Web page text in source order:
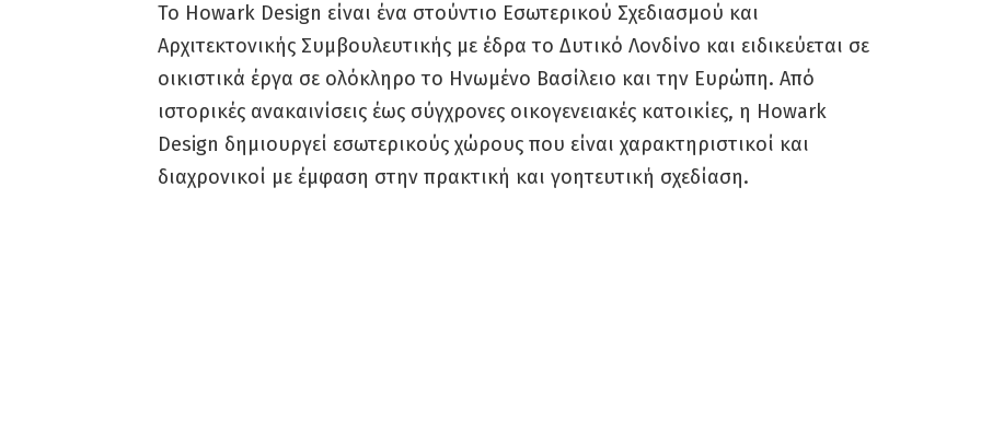
Το Howark Design είναι ένα στούντιο Εσωτερικού Σχεδιασμού και
Αρχιτεκτονικής Συμβουλευτικής με έδρα το Δυτικό Λονδίνο και ειδικεύεται σε
οικιστικά έργα σε ολόκληρο το Ηνωμένο Βασίλειο και την Ευρώπη. Από
ιστορικές ανακαινίσεις έως σύγχρονες οικογενειακές κατοικίες, η Howark
Design δημιουργεί εσωτερικούς χώρους που είναι χαρακτηριστικοί και
διαχρονικοί με έμφαση στην πρακτική και γοητευτική σχεδίαση.